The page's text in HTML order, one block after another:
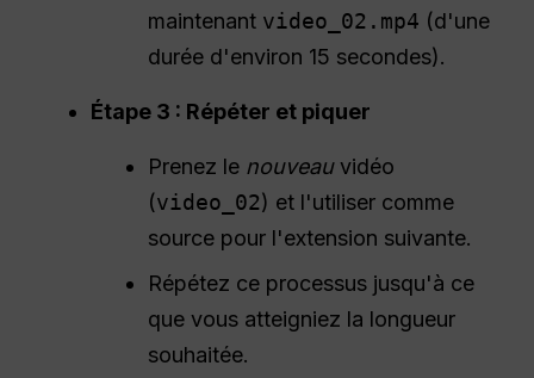
maintenant video_02.mp4 (d'une
durée d'environ 15 secondes).
Étape 3 : Répéter et piquer
Prenez le nouveauvidéo
(video_02) et l'utiliser comme
source pour l'extension suivante.
Répétez ce processus jusqu'à ce
que vous atteigniez la longueur
souhaitée.